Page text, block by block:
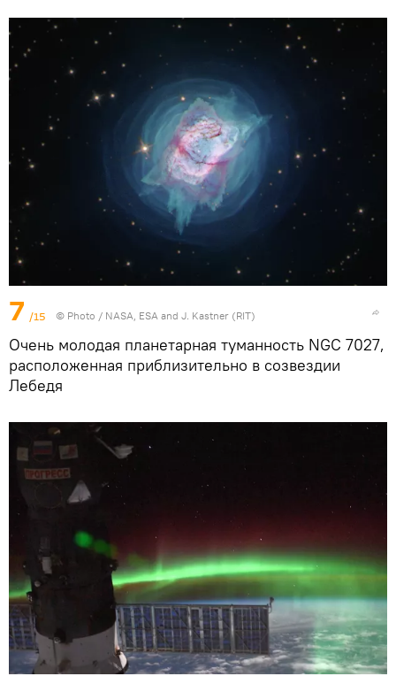
7 /15 © Photo / NASA, ESA and J. Kastner (RIT)
Очень молодая планетарная туманность NGC 7027,
расположенная приблизительно в созвездии
Лебедя